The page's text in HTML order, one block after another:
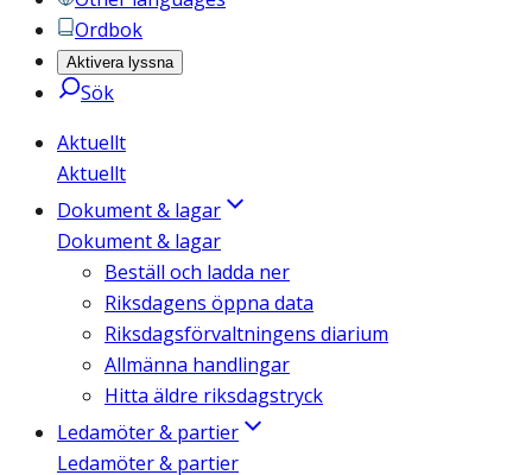
Ordbok
Aktivera lyssna
Sök
Aktuellt
Aktuellt
Dokument & lagar
Dokument & lagar
Beställ och ladda ner
Riksdagens öppna data
Riksdagsförvaltningens diarium
Allmänna handlingar
Hitta äldre riksdagstryck
Ledamöter & partier
Ledamöter & partier